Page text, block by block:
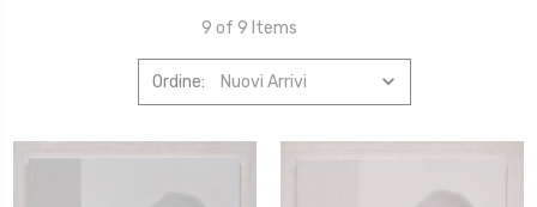
9 of 9 Items
Ordine: